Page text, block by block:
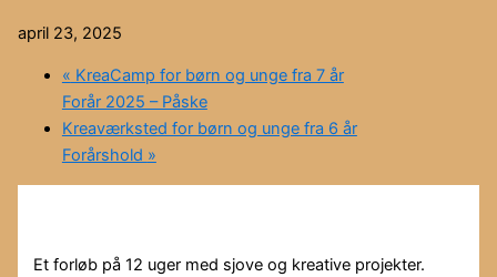
april 23, 2025
« KreaCamp for børn og unge fra 7 år
Forår 2025 – Påske
Kreaværksted for børn og unge fra 6 år
Forårshold »
Et forløb på 12 uger med sjove og kreative projekter.